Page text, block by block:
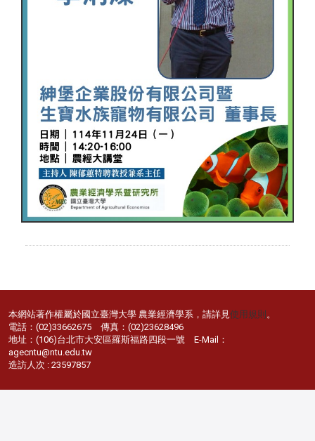
本網站著作權屬於國立臺灣大學 農業經濟學系，請詳見使用規則 。
電話：(02)33662675 傳真：(02)23628496
地址：(106)台北市大安區羅斯福路四段一號 E-Mail：
agecntu@ntu.edu.tw
造訪人次 : 23597857